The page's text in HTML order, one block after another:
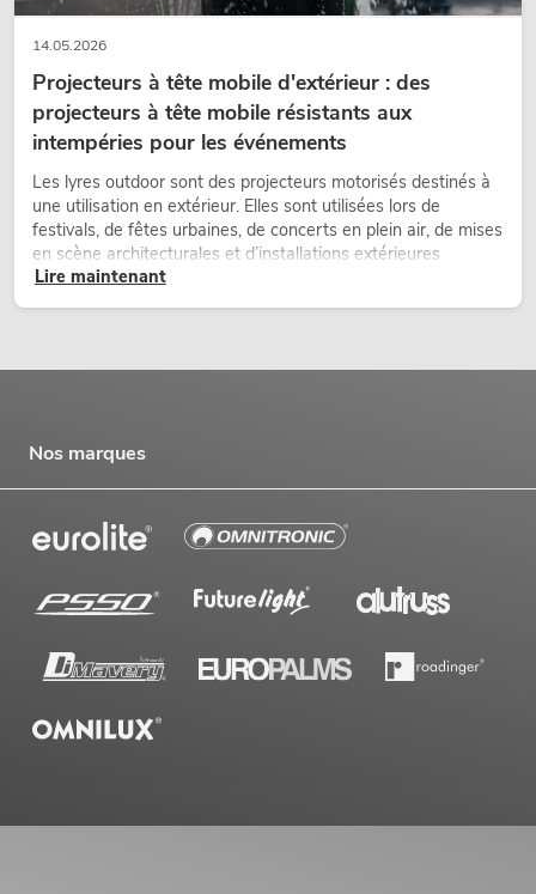
14.05.2026
Projecteurs à tête mobile d'extérieur : des
projecteurs à tête mobile résistants aux
intempéries pour les événements
Les lyres outdoor sont des projecteurs motorisés destinés à
une utilisation en extérieur. Elles sont utilisées lors de
festivals, de fêtes urbaines, de concerts en plein air, de mises
en scène architecturales et d’installations extérieures
temporaires.
Lire maintenant
Nos marques